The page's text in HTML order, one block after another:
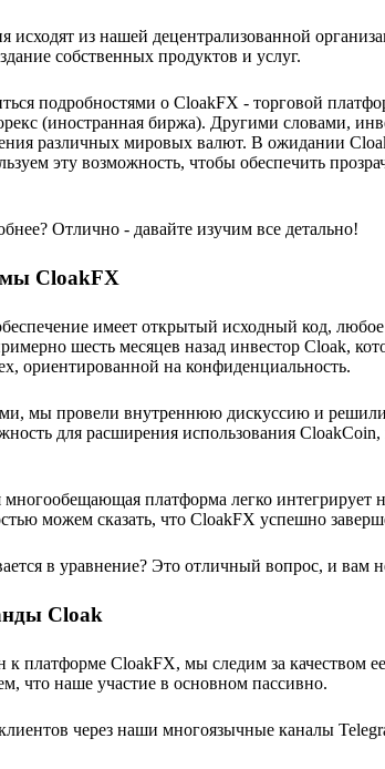
исходят из нашей децентрализованной
собственных продуктов и услуг.
подробностями о CloakFX - торговой
(иностранная биржа). Другими словами,
различных мировых валют. В ожидании
эту возможность, чтобы обеспечить
Отлично - давайте изучим все детально!
CloakFX
имеет открытый исходный код,
шесть месяцев назад инвестор Cloak,
ориентированной на конфиденциальность.
мы провели внутреннюю дискуссию и
для расширения использования
многообещающая платформа легко
можем сказать, что CloakFX успешно
в уравнение? Это отличный вопрос, и вам
Cloak
к платформе CloakFX, мы следим за качеством
что наше участие в основном пассивно.
через наши многоязычные каналы